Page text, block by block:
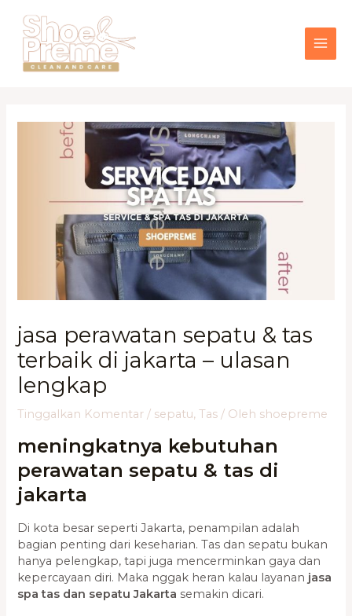
konten
jasa perawatan sepatu & tas
terbaik di jakarta – ulasan
lengkap
Tinggalkan Komentar / sepatu,Tas / Oleh shoepreme
meningkatnya kebutuhan
perawatan sepatu & tas di
jakarta
Di kota besar seperti Jakarta, penampilan adalah
bagian penting dari keseharian. Tas dan sepatu bukan
hanya pelengkap, tapi juga mencerminkan gaya dan
kepercayaan diri. Maka nggak heran kalau layanan jasa
spa tas dan sepatu Jakarta semakin dicari.